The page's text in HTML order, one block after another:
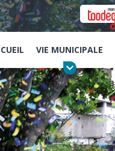
VIE MUNICIPALE